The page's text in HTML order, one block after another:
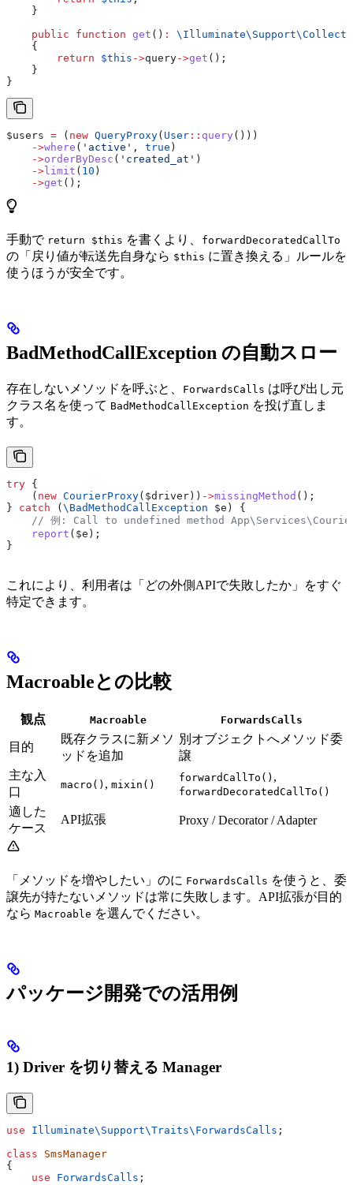
    }
    public
function get () : \Illuminate\Support\
    {
        return
$this ->query->get ();
    }
}
$users = ( new QueryProxy( User :: query ()))
    ->
where ( 'active' , true )
    ->
orderByDesc ( 'created_at' )
    ->
limit ( 10 )
    ->
get ();
手動で return $this を書くより、 forwardDecoratedCallTo
の「戻り値が転送先自身なら $this に置き換える」ルールを
使うほうが安全です。
BadMethodCallException の自動スロー
存在しないメソッドを呼ぶと、 ForwardsCalls は呼び出し元
クラス名を使って BadMethodCallException を投げ直しま
す。
try {
    (
new CourierProxy( $driver)) ->missingMethod ();
} catch (\ BadMethodCallException $e ) {
// 例: Call to undefined method
    report
( $e );
}
これにより、利用者は「どの外側APIで失敗したか」をすぐ
特定できます。
Macroableとの比較
観点 Macroable ForwardsCalls
目的
既存クラスに新メソ
ッドを追加
別オブジェクトへメソッド委
譲
主な入
口
macro() , mixin()
forwardCallTo() ,
forwardDecoratedCallTo()
適した
ケース
API拡張 Proxy / Decorator / Adapter
「メソッドを増やしたい」のに ForwardsCalls を使うと、委
譲先が持たないメソッドは常に失敗します。API拡張が目的
なら Macroable を選んでください。
パッケージ開発での活用例
1) Driver を切り替える Manager
use Illuminate\Support\Traits\ ForwardsCalls ;
class SmsManager
{
    use
ForwardsCalls ;